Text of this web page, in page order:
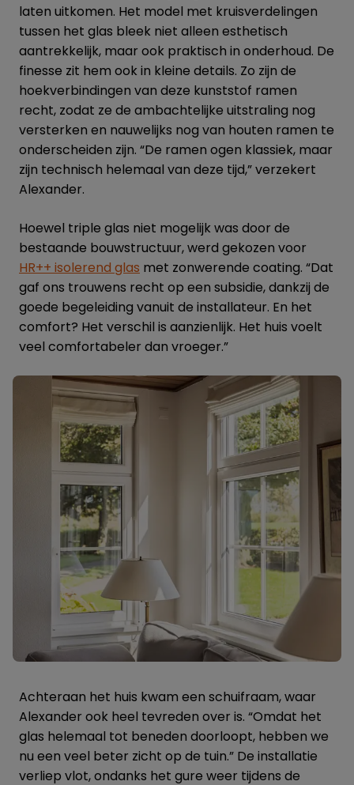
laten uitkomen. Het model met kruisverdelingen
tussen het glas bleek niet alleen esthetisch
aantrekkelijk, maar ook praktisch in onderhoud. De
finesse zit hem ook in kleine details. Zo zijn de
hoekverbindingen van deze kunststof ramen
recht, zodat ze de ambachtelijke uitstraling nog
versterken en nauwelijks nog van houten ramen te
onderscheiden zijn. “De ramen ogen klassiek, maar
zijn technisch helemaal van deze tijd,” verzekert
Alexander.
Hoewel triple glas niet mogelijk was door de
bestaande bouwstructuur, werd gekozen voor
HR++ isolerend glas met zonwerende coating. “Dat
gaf ons trouwens recht op een subsidie, dankzij de
goede begeleiding vanuit de installateur. En het
comfort? Het verschil is aanzienlijk. Het huis voelt
veel comfortabeler dan vroeger.”
Achteraan het huis kwam een schuifraam, waar
Alexander ook heel tevreden over is. “Omdat het
glas helemaal tot beneden doorloopt, hebben we
nu een veel beter zicht op de tuin.” De installatie
verliep vlot, ondanks het gure weer tijdens de